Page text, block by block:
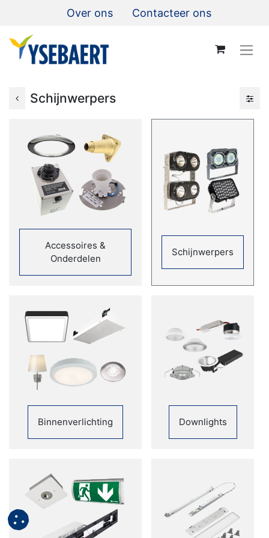
Over ons Contacteer ons
Schijnwerpers
Accessoires &
Onderdelen
Schijnwerpers
Binnenverlichting Downlights